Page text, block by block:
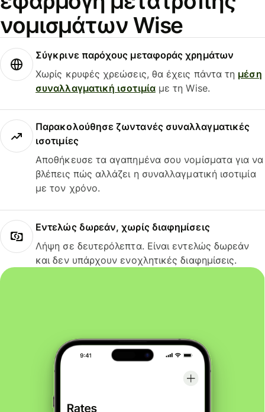
νομισμάτων Wise
Σύγκρινε παρόχους μεταφοράς χρημάτων
Χωρίς κρυφές χρεώσεις, θα έχεις πάντα τη μέση
συναλλαγματική ισοτιμίαμε τη Wise.
Παρακολούθησε ζωντανές συναλλαγματικές
ισοτιμίες
Αποθήκευσε τα αγαπημένα σου νομίσματα για να
βλέπεις πώς αλλάζει η συναλλαγματική ισοτιμία
με τον χρόνο.
Εντελώς δωρεάν, χωρίς διαφημίσεις
Λήψη σε δευτερόλεπτα. Είναι εντελώς δωρεάν
και δεν υπάρχουν ενοχλητικές διαφημίσεις.